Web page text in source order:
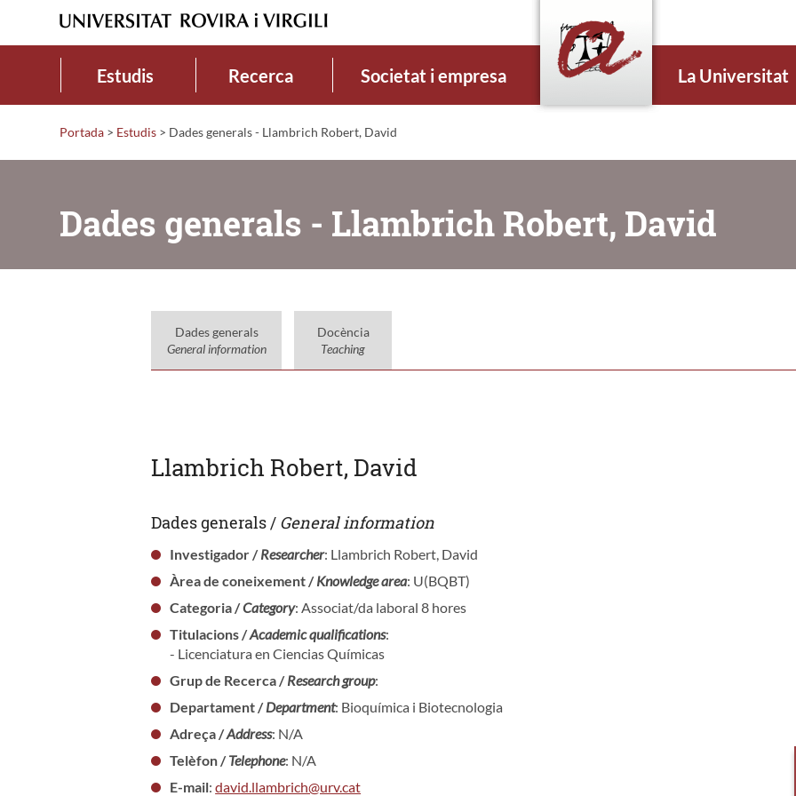
Estudis Recerca Societat i empresa La Universitat
Portada > Estudis > Dades generals - Llambrich Robert, David
Dades generals - Llambrich Robert, David
Dades generals
General information
Docència
Teaching
Llambrich Robert, David
Dades generals / General information
Investigador /Researcher: Llambrich Robert, David
Àrea de coneixement /Knowledge area: U(BQBT)
Categoria /Category: Associat/da laboral 8 hores
Titulacions /Academic qualifications:
- Licenciatura en Ciencias Químicas
Grup de Recerca /Research group:
Departament /Department: Bioquímica i Biotecnologia
Adreça /Address: N/A
Telèfon /Telephone: N/A
E-mail:david.llambrich@urv.cat